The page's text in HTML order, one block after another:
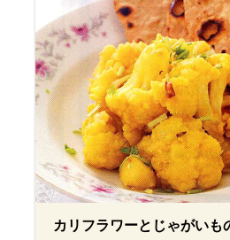
カリフラワーとじゃがいも